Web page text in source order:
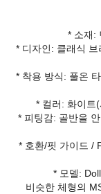
* 소재:
* 디자인: 클래식
* 착용 방식: 풀온
* 컬러: 화이트
* 피팅감: 골반을
* 호환/핏 가이드 /
* 모델:
비슷한 체형의